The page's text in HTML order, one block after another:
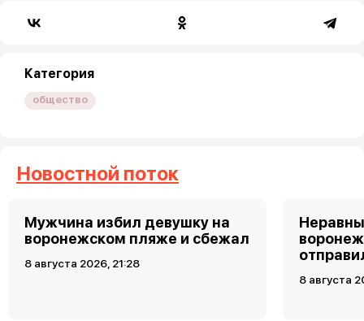
Категория
общество
Новостной поток
Мужчина избил девушку на
воронежском пляже и сбежал
8 августа 2026, 21:28
8 августа